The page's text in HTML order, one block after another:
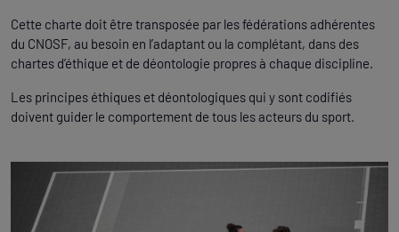
Cette charte doit être transposée par les fédérations adhérentes
du CNOSF, au besoin en l’adaptant ou la complétant, dans des
chartes d’éthique et de déontologie propres à chaque discipline.
Les principes éthiques et déontologiques qui y sont codifiés
doivent guider le comportement de tous les acteurs du sport.